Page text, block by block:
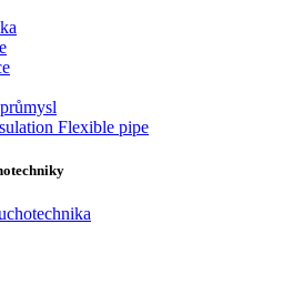
Flexible pipe